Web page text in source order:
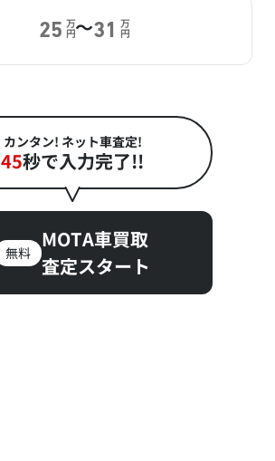
25 万
円～31 万
円
カンタン! ネット車査定!
45秒で入力完了!!
無料
MOTA車買取
査定スタート